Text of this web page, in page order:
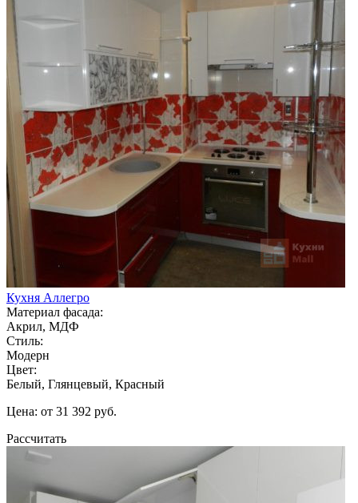
Кухня Аллегро
Материал фасада:
Акрил, МДФ
Стиль:
Модерн
Цвет:
Белый, Глянцевый, Красный
Цена: от 31 392 руб.
Рассчитать